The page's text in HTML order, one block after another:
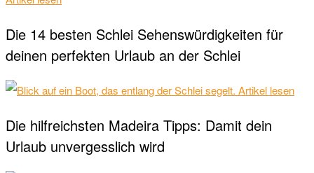
Die 14 besten Schlei Sehenswürdigkeiten für
deinen perfekten Urlaub an der Schlei
Artikel lesen
Die hilfreichsten Madeira Tipps: Damit dein
Urlaub unvergesslich wird